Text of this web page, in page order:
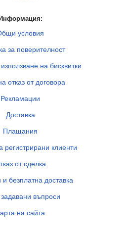
Информация:
условия
за поверителност
на бисквитки
отказ от договора
Рекламации
Доставка
Плащания
регистрирани клиенти
от сделка
безплатна доставка
въпроси
на сайта